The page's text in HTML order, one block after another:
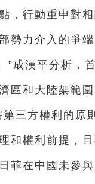
，行動重申對
勢力介入的爭端
”成漢平分析，
區和大陸架範
三方權利的原
和權利前提，
菲在中國未參